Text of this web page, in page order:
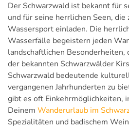
Der Schwarzwald ist bekannt für
und für seine herrlichen Seen, die
Wassersport einladen. Die
Wasserfälle begeistern jeden
landschaftlichen Besonderheiten,
der bekannten Schwarzwälder
Schwarzwald bedeutende
vergangenen Jahrhunderten zu
gibt es oft Einkehrmöglichkeiten,
Deinem Wanderurlaub im
Spezialitäten und badischem